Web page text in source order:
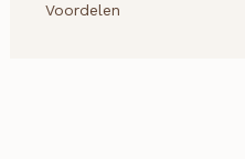
Voordelen